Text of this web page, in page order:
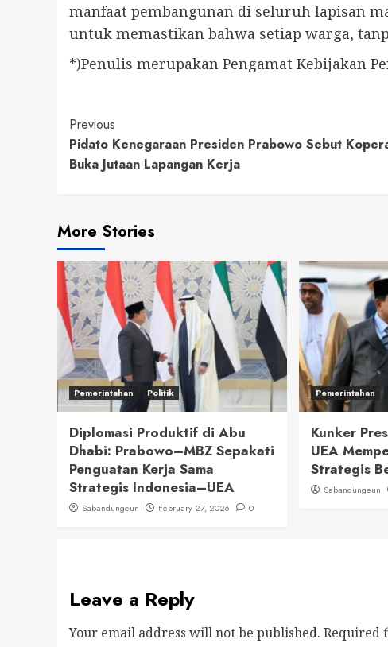
manfaat pembangunan di seluruh lapisan
untuk memastikan bahwa setiap warga,
*)Penulis merupakan Pengamat Kebijakan
Continue
Reading
Previous
Pidato Kenegaraan Presiden Prabowo Sebut
Buka Jutaan Lapangan Kerja
More Stories
Pemerintahan Politik
Diplomasi Produktif di Abu
Dhabi: Prabowo–MBZ Sepakati
Penguatan Kerja Sama
Strategis Indonesia–UEA
Sabandungeun February 27, 2026 0
Pemerintahan
Kunker
UEA
Strategis
Sabandungeun
Leave a Reply
Your email address will not be published. Required